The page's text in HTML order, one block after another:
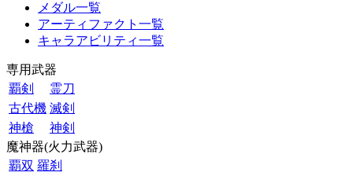
メダル一覧
アーティファクト一覧
キャラアビリティ一覧
専用武器
覇剣
霊刀
古代機 滅剣
神槍
神剣
魔神器(火力武器)
覇双 羅刹